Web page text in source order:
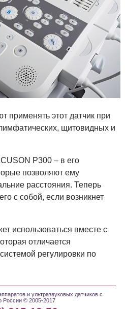
применять этот датчик при
щитовидных и
P300 – в его
позволяют ему
расстояния. Теперь
с собой, если возникнет
использоваться вместе с
отличается
регулировки по
и ультразвуковых датчиков с
России © 2005-2017